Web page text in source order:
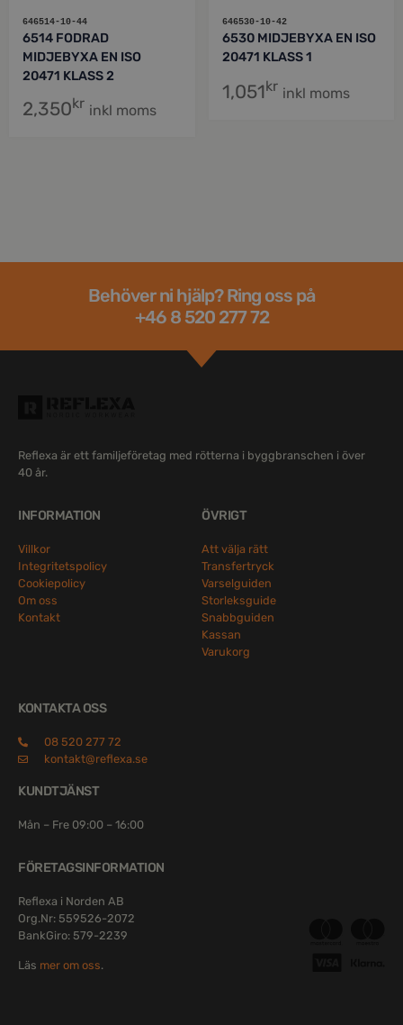
646514-10-44
6514 FODRAD
MIDJEBYXA EN ISO
20471 KLASS 2
2,350kr inkl moms
646530-10-42
6530 MIDJEBYXA EN ISO
20471 KLASS 1
1,051kr inkl moms
Behöver ni hjälp? Ring oss på
+46 8 520 277 72
Reflexa är ett familjeföretag med rötterna i byggbranschen i över
40 år.
INFORMATION
Villkor
Integritetspolicy
Cookiepolicy
Om oss
Kontakt
ÖVRIGT
Att välja rätt
Transfertryck
Varselguiden
Storleksguide
Snabbguiden
Kassan
Varukorg
KONTAKTA OSS
08 520 277 72
kontakt@reflexa.se
KUNDTJÄNST
Mån – Fre 09:00 – 16:00
FÖRETAGSINFORMATION
Reflexa i Norden AB
Org.Nr: 559526-2072
BankGiro: 579-2239
Läs mer om oss.